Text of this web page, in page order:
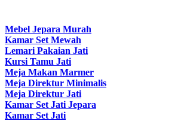
Mebel Jepara Murah
Kamar Set Mewah
Lemari Pakaian Jati
Kursi Tamu Jati
Meja Makan Marmer
Meja Direktur Minimalis
Meja Direktur Jati
Kamar Set Jati Jepara
Kamar Set Jati